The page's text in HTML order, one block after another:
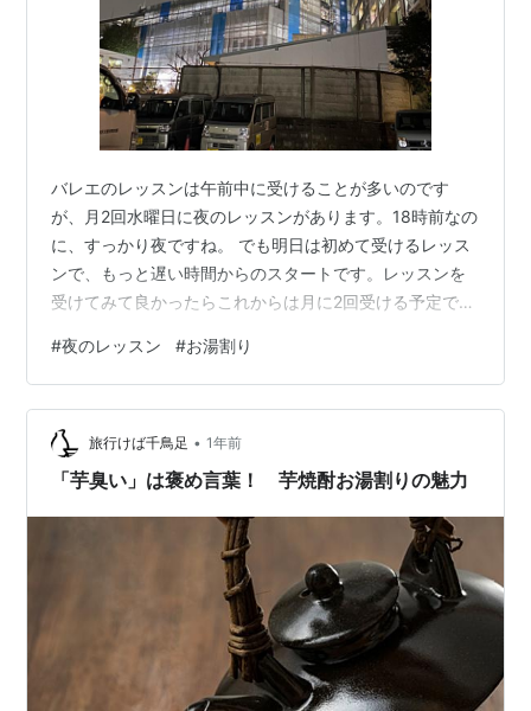
バレエのレッスンは午前中に受けることが多いのです
が、月2回水曜日に夜のレッスンがあります。18時前なの
に、すっかり夜ですね。 でも明日は初めて受けるレッス
ンで、もっと遅い時間からのスタートです。レッスンを
受けてみて良かったらこれからは月に2回受ける予定で
いんだよね。※今日のオマケ今日からとても寒い。なの
で、お湯割りを飲んでいます。 たまにはいいか。
#夜のレッスン #お湯割り
旅行けば千鳥足 • 1年前
「芋臭い」は褒め言葉！ 芋焼酎お湯割りの魅力